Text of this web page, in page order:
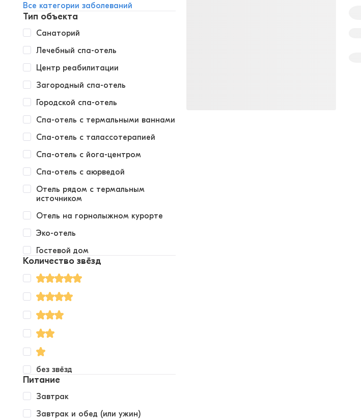
Все категории заболеваний
Тип объекта
Санаторий
Лечебный спа-отель
Центр реабилитации
Загородный спа-отель
Городской спа-отель
Спа-отель с термальными ваннами
Спа-отель с талассотерапией
Спа-отель с йога-центром
Спа-отель с аюрведой
Отель рядом с термальным
источником
Отель на горнолыжном курорте
Эко-отель
Гостевой дом
Количество звёзд
без звёзд
Питание
Завтрак
Завтрак и обед (или ужин)